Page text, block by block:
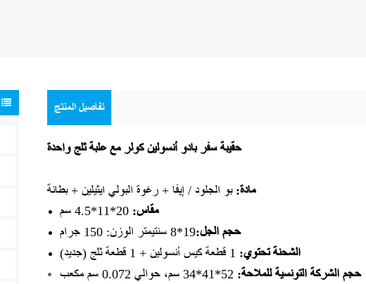
تفاصيل المنتج
حقيبة سفر بادو أنسولين كولر مع علبة ثلج واحدة
مادة: بو الجلود / إيفا + رغوة البولي ايثيلين + بطانة
مقاس: 20*11*4.5 سم
حجم الجل:19*8 سنتيمتر الوزن: 150 جرام
الشحنة تحتوي: 1 قطعة كيس أنسولين + 1 قطعة ثلج (جديد)
حجم الشركة التونسية للملاحة: